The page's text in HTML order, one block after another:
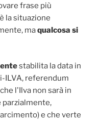
frase più
la situazione
maqualcosa si
stabilita la data in
ILVA, referendum
l'Ilva non sarà in
parzialmente,
e che verte